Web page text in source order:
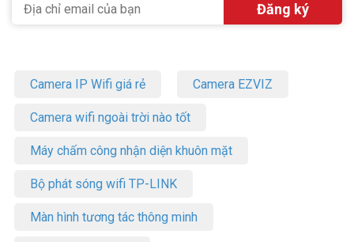
Camera IP Wifi giá rẻ Camera EZVIZ
Camera wifi ngoài trời nào tốt
Máy chấm công nhận diện khuôn mặt
Bộ phát sóng wifi TP-LINK
Màn hình tương tác thông minh